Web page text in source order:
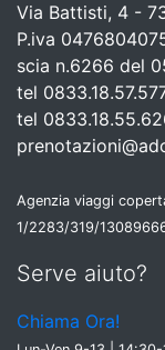
Via Battisti, 4 -
P.iva
scia n.6266 del
tel
tel
Agenzia viaggi
1/2283/319/
Serve aiuto?
Chiama Ora!